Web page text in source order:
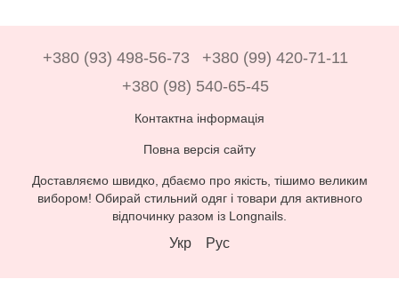
+380 (93) 498-56-73
+380 (99) 420-71-11
+380 (98) 540-65-45
Контактна інформація
Повна версія сайту
Доставляємо швидко, дбаємо про якість, тішимо великим
вибором! Обирай стильний одяг і товари для активного
відпочинку разом із Longnails.
Укр Рус